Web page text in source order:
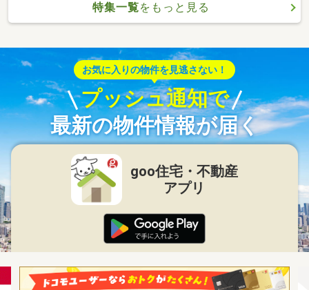
特集一覧をもっと見る
お気に入りの物件を見逃さない！
プッシュ通知で
最新の物件情報が届く
goo住宅・不動産
アプリ